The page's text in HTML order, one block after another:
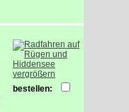
vergrößern
bestellen: